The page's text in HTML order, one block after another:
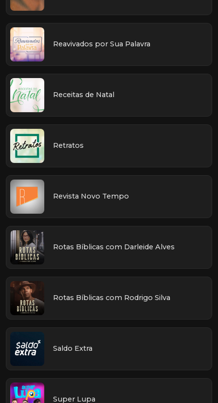
Reavivados por Sua Palavra
Receitas de Natal
Retratos
Revista Novo Tempo
Rotas Bíblicas com Darleide Alves
Rotas Bíblicas com Rodrigo Silva
Saldo Extra
Super Lupa